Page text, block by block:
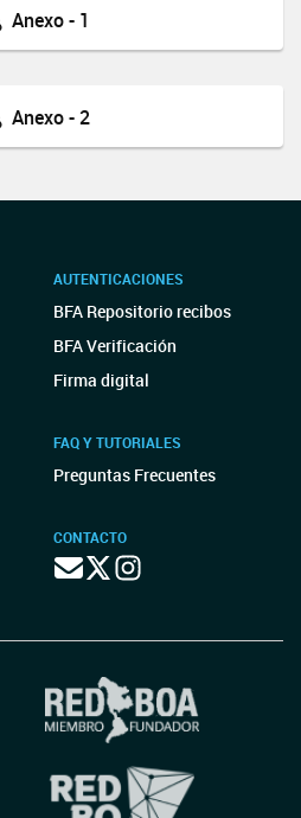
Anexo - 1
Anexo - 2
AUTENTICACIONES
BFA Repositorio recibos
BFA Verificación
Firma digital
FAQ Y TUTORIALES
Preguntas Frecuentes
CONTACTO